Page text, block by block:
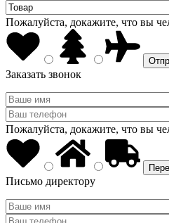
Пожалуйста, докажите, что вы
Заказать звонок
Пожалуйста, докажите, что вы
Письмо директору